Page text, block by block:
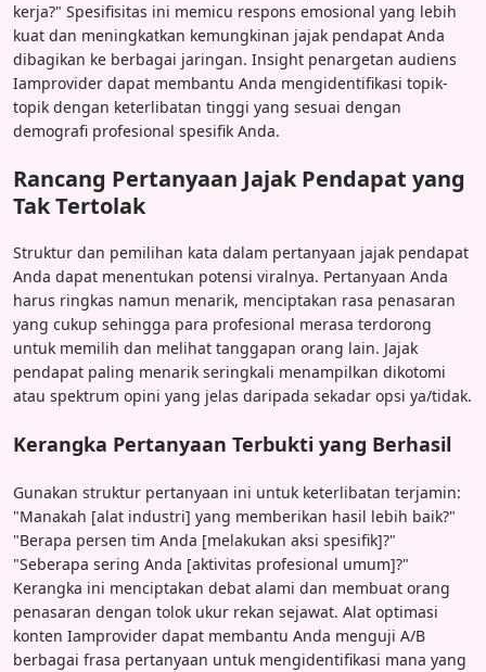
kerja?" Spesifisitas ini memicu respons emosional yang lebih
kuat dan meningkatkan kemungkinan jajak pendapat Anda
dibagikan ke berbagai jaringan. Insight penargetan audiens
Iamprovider dapat membantu Anda mengidentifikasi topik-
topik dengan keterlibatan tinggi yang sesuai dengan
demografi profesional spesifik Anda.
Rancang Pertanyaan Jajak Pendapat yang
Tak Tertolak
Struktur dan pemilihan kata dalam pertanyaan jajak pendapat
Anda dapat menentukan potensi viralnya. Pertanyaan Anda
harus ringkas namun menarik, menciptakan rasa penasaran
yang cukup sehingga para profesional merasa terdorong
untuk memilih dan melihat tanggapan orang lain. Jajak
pendapat paling menarik seringkali menampilkan dikotomi
atau spektrum opini yang jelas daripada sekadar opsi ya/tidak.
Kerangka Pertanyaan Terbukti yang Berhasil
Gunakan struktur pertanyaan ini untuk keterlibatan terjamin:
"Manakah [alat industri] yang memberikan hasil lebih baik?"
"Berapa persen tim Anda [melakukan aksi spesifik]?"
"Seberapa sering Anda [aktivitas profesional umum]?"
Kerangka ini menciptakan debat alami dan membuat orang
penasaran dengan tolok ukur rekan sejawat. Alat optimasi
konten Iamprovider dapat membantu Anda menguji A/B
berbagai frasa pertanyaan untuk mengidentifikasi mana yang